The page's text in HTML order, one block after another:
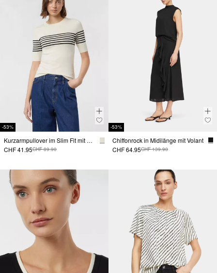
-53%
Kurzarmpullover im Slim Fit mit Streifen
CHF 41.95CHF 89.90
-53%
Chiffonrock in Midilänge mit Volant
CHF 64.95CHF 139.90